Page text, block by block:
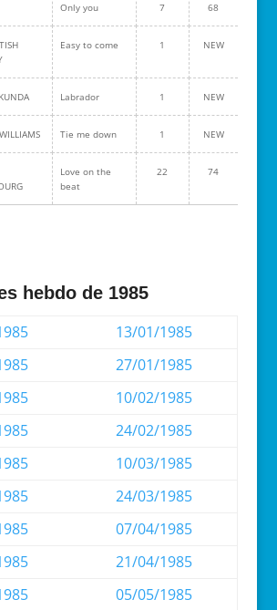
Only you 7 68
Easy to come 1 NEW
Labrador 1 NEW
Tie me down 1 NEW
Love on the
beat
22 74
hebdo de 1985
13/01/1985
27/01/1985
10/02/1985
24/02/1985
10/03/1985
24/03/1985
07/04/1985
21/04/1985
05/05/1985